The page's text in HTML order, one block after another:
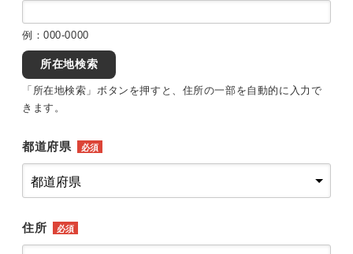
例：000-0000
所在地検索
「所在地検索」ボタンを押すと、住所の一部を自動的に入力で
きます。
都道府県 必須
住所 必須